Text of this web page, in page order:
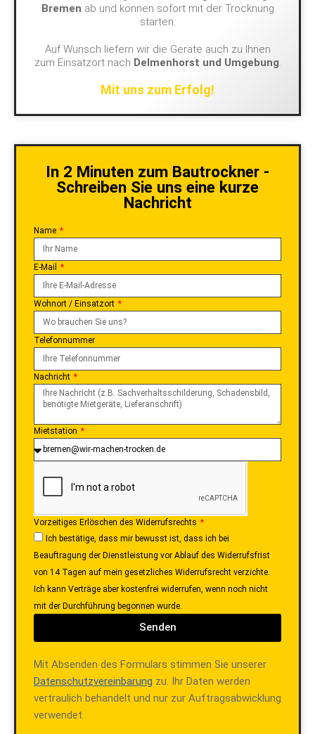
Bremen ab und können sofort mit der Trocknung
starten.
Auf Wunsch liefern wir die Geräte auch zu Ihnen
zum Einsatzort nach Delmenhorst und Umgebung.
Mit uns zum Erfolg!
In 2 Minuten zum Bautrockner -
Schreiben Sie uns eine kurze
Nachricht
Name
E-Mail
Wohnort / Einsatzort
Telefonnummer
Nachricht
Mietstation
Vorzeitiges Erlöschen des Widerrufsrechts
Ich bestätige, dass mir bewusst ist, dass ich bei
Beauftragung der Dienstleistung vor Ablauf des Widerrufsfrist
von 14 Tagen auf mein gesetzliches Widerrufsrecht verzichte.
Ich kann Verträge aber kostenfrei widerrufen, wenn noch nicht
mit der Durchführung begonnen wurde.
Senden
Mit Absenden des Formulars stimmen Sie unserer
Datenschutzvereinbarung zu. Ihr Daten werden
vertraulich behandelt und nur zur Auftragsabwicklung
verwendet.